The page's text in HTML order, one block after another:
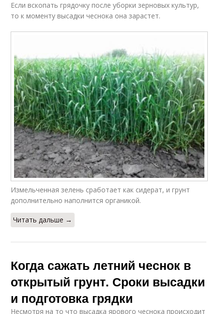
Если вскопать грядочку после уборки зерновых культур,
то к моменту высадки чеснока она зарастет.
Измельченная зелень сработает как сидерат, и грунт
дополнительно наполнится органикой.
Читать дальше →
Когда сажать летний чеснок в
открытый грунт. Сроки высадки
и подготовка грядки
Несмотря на то что высадка ярового чеснока происходит